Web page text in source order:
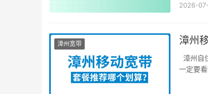
2026-
漳州宽带 漳州
漳州自
一定要